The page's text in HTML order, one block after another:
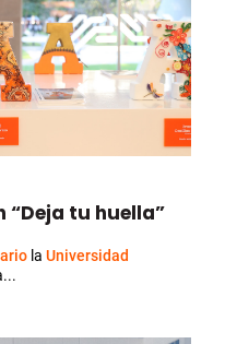
tu huella”
laUniversidad